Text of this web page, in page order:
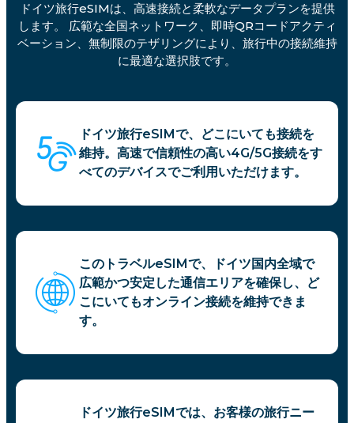
ドイツ旅行eSIMは、高速接続と柔軟なデータプランを提供
します。 広範な全国ネットワーク、即時QRコードアクティ
ベーション、無制限のテザリングにより、旅行中の接続維持
に最適な選択肢です。
ドイツ旅行eSIMで、どこにいても接続を
維持。高速で信頼性の高い4G/5G接続をす
べてのデバイスでご利用いただけます。
このトラベルeSIMで、ドイツ国内全域で
広範かつ安定した通信エリアを確保し、ど
こにいてもオンライン接続を維持できま
す。
ドイツ旅行eSIMでは、お客様の旅行ニー